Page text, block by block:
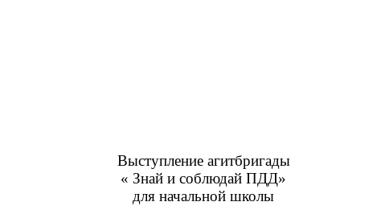
Выступление агитбригады
« Знай и соблюдай ПДД»
для начальной школы